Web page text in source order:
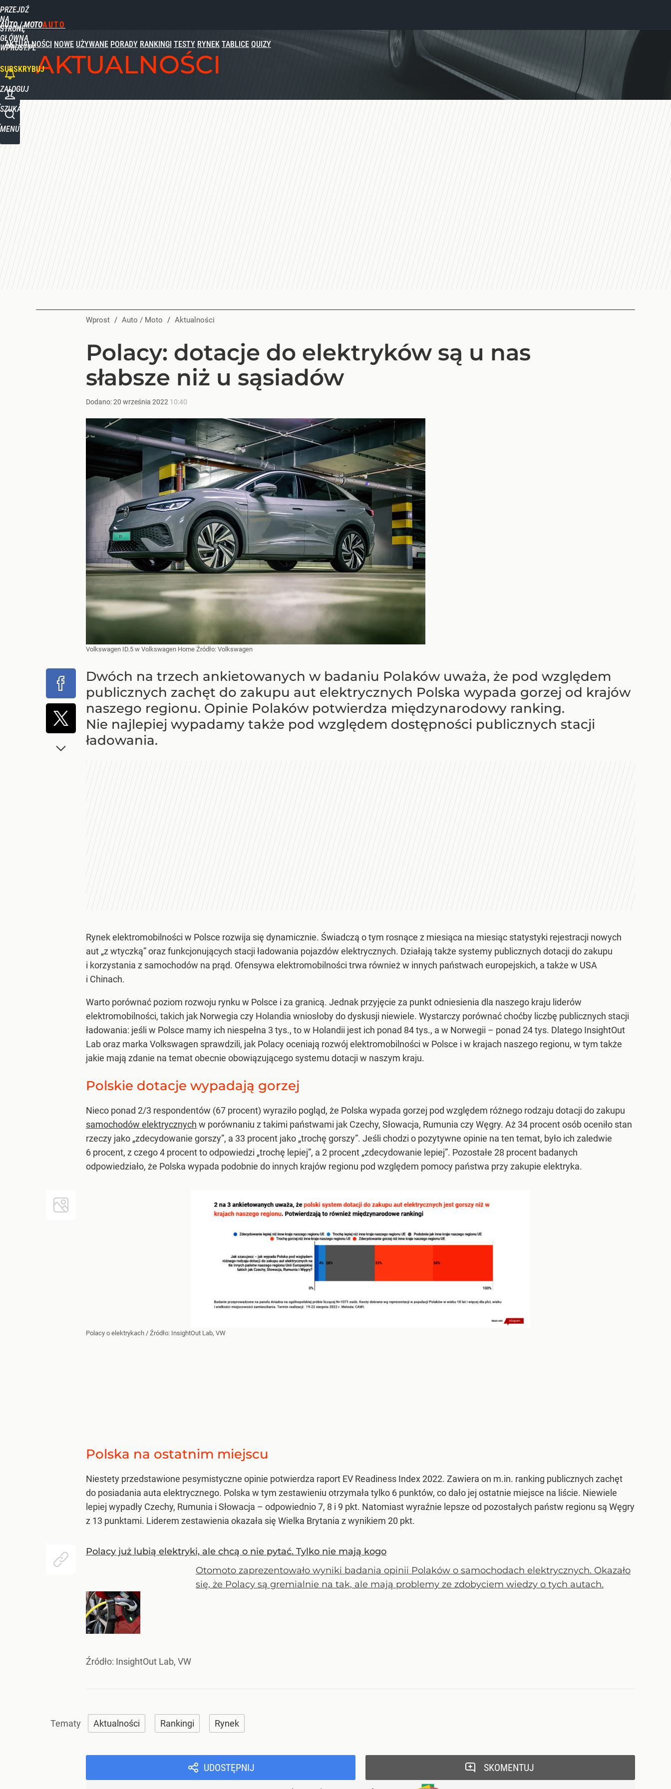
PRZEJDŹ
NA
STRONĘ
GŁÓWNĄ
WPROST.PL
AUTO / MOTO
AKTUALNOŚCI NOWE UŻYWANE PORADY RANKINGI TESTY RYNEK TABLICE QUIZY
SUBSKRYBUJ
ZALOGUJ
SZUKAJ
MENU
AKTUALNOŚCI
Wprost / Auto / Moto / Aktualności
Polacy: dotacje do elektryków są u nas
słabsze niż u sąsiadów
Dodano:20 września 2022 10:40
Volkswagen ID.5 w Volkswagen Home Źródło: Volkswagen
Dwóch na trzech ankietowanych w badaniu Polaków uważa, że pod względem
publicznych zachęt do zakupu aut elektrycznych Polska wypada gorzej od krajów
naszego regionu. Opinie Polaków potwierdza międzynarodowy ranking.
Nie najlepiej wypadamy także pod względem dostępności publicznych stacji
ładowania.
Rynek elektromobilności w Polsce rozwija się dynamicznie. Świadczą o tym rosnące z miesiąca na miesiąc statystyki rejestracji nowych
aut „z wtyczką” oraz funkcjonujących stacji ładowania pojazdów elektrycznych. Działają także systemy publicznych dotacji do zakupu
i korzystania z samochodów na prąd. Ofensywa elektromobilności trwa również w innych państwach europejskich, a także w USA
i Chinach.
Warto porównać poziom rozwoju rynku w Polsce i za granicą. Jednak przyjęcie za punkt odniesienia dla naszego kraju liderów
elektromobilności, takich jak Norwegia czy Holandia wniosłoby do dyskusji niewiele. Wystarczy porównać choćby liczbę publicznych stacji
ładowania: jeśli w Polsce mamy ich niespełna 3 tys., to w Holandii jest ich ponad 84 tys., a w Norwegii – ponad 24 tys. Dlatego InsightOut
Lab oraz marka Volkswagen sprawdzili, jak Polacy oceniają rozwój elektromobilności w Polsce i w krajach naszego regionu, w tym także
jakie mają zdanie na temat obecnie obowiązującego systemu dotacji w naszym kraju.
Polskie dotacje wypadają gorzej
Nieco ponad 2/3 respondentów (67 procent) wyraziło pogląd, że Polska wypada gorzej pod względem różnego rodzaju dotacji do zakupu
samochodów elektrycznych w porównaniu z takimi państwami jak Czechy, Słowacja, Rumunia czy Węgry. Aż 34 procent osób oceniło stan
rzeczy jako „zdecydowanie gorszy”, a 33 procent jako „trochę gorszy”. Jeśli chodzi o pozytywne opinie na ten temat, było ich zaledwie
6 procent, z czego 4 procent to odpowiedzi „trochę lepiej”, a 2 procent „zdecydowanie lepiej”. Pozostałe 28 procent badanych
odpowiedziało, że Polska wypada podobnie do innych krajów regionu pod względem pomocy państwa przy zakupie elektryka.
Polacy o elektrykach / Źródło: InsightOut Lab, VW
Polska na ostatnim miejscu
Niestety przedstawione pesymistyczne opinie potwierdza raport EV Readiness Index 2022. Zawiera on m.in. ranking publicznych zachęt
do posiadania auta elektrycznego. Polska w tym zestawieniu otrzymała tylko 6 punktów, co dało jej ostatnie miejsce na liście. Niewiele
lepiej wypadły Czechy, Rumunia i Słowacja – odpowiednio 7, 8 i 9 pkt. Natomiast wyraźnie lepsze od pozostałych państw regionu są Węgry
z 13 punktami. Liderem zestawienia okazała się Wielka Brytania z wynikiem 20 pkt.
Polacy już lubią elektryki, ale chcą o nie pytać. Tylko nie mają kogo
Otomoto zaprezentowało wyniki badania opinii Polaków o samochodach elektrycznych. Okazało
się, że Polacy są gremialnie na tak, ale mają problemy ze zdobyciem wiedzy o tych autach.
Źródło: InsightOut Lab, VW
Aktualności Rankingi Rynek
UDOSTĘPNIJ SKOMENTUJ